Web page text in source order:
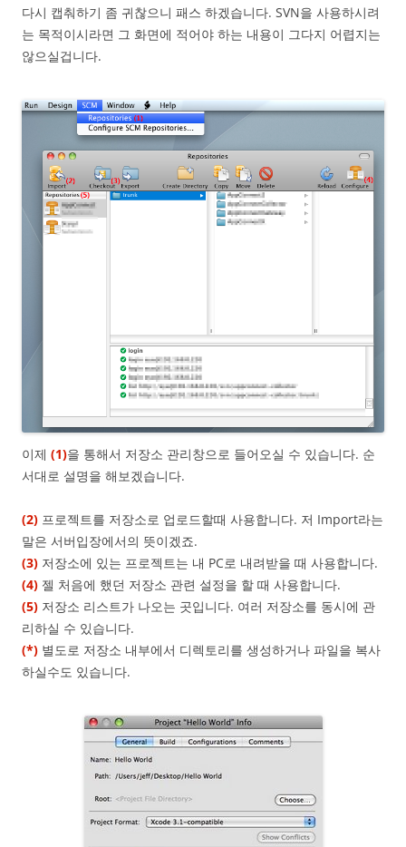
다시 캡춰하기 좀 귀찮으니 패스 하겠습니다. SVN을 사용하시려
는 목적이시라면 그 화면에 적어야 하는 내용이 그다지 어렵지는
않으실겁니다.
이제 (1)을 통해서 저장소 관리창으로 들어오실 수 있습니다. 순
서대로 설명을 해보겠습니다.
(2) 프로젝트를 저장소로 업로드할때 사용합니다. 저 Import라는
말은 서버입장에서의 뜻이겠죠.
(3) 저장소에 있는 프로젝트는 내 PC로 내려받을 때 사용합니다.
(4) 젤 처음에 했던 저장소 관련 설정을 할 때 사용합니다.
(5) 저장소 리스트가 나오는 곳입니다. 여러 저장소를 동시에 관
리하실 수 있습니다.
(*) 별도로 저장소 내부에서 디렉토리를 생성하거나 파일을 복사
하실수도 있습니다.